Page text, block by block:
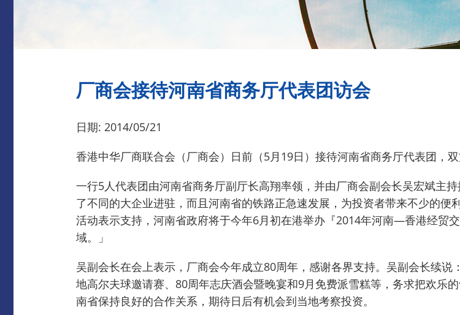
厂商会接待河南省商务厅代表团访会
日期: 2014/05/21
香港中华厂商联合会（厂商会）日前（5月19日）接待河南省商务厅代表团，
一行5人代表团由河南省商务厅副厅长高翔率领，并由厂商会副会长吴宏斌主
了不同的大企业进驻，而且河南省的铁路正急速发展，为投资者带来不少的
活动表示支持，河南省政府将于今年6月初在港举办『2014年河南—香港经贸
域。」
吴副会长在会上表示，厂商会今年成立80周年，感谢各界支持。吴副会长续
地高尔夫球邀请赛、80周年志庆酒会暨晚宴和9月免费派雪糕等，务求把欢乐
南省保持良好的合作关系，期待日后有机会到当地考察投资。